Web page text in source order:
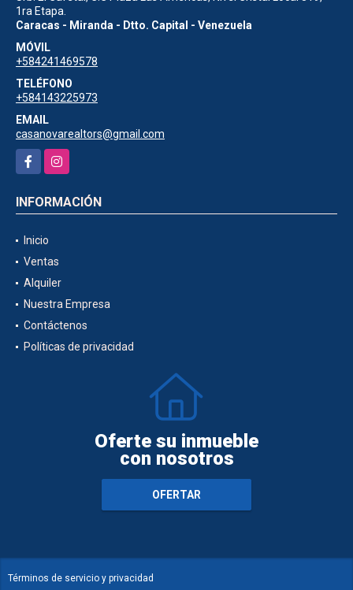
1ra Etapa.
Caracas - Miranda - Dtto. Capital - Venezuela
MÓVIL
+584241469578
TELÉFONO
+584143225973
EMAIL
casanovarealtors@gmail.com
FacebookInstagram
INFORMACIÓN
Inicio
Ventas
Alquiler
Nuestra Empresa
Contáctenos
Políticas de privacidad
Oferte su inmueble
con nosotros
OFERTAR
Términos de servicio y privacidad